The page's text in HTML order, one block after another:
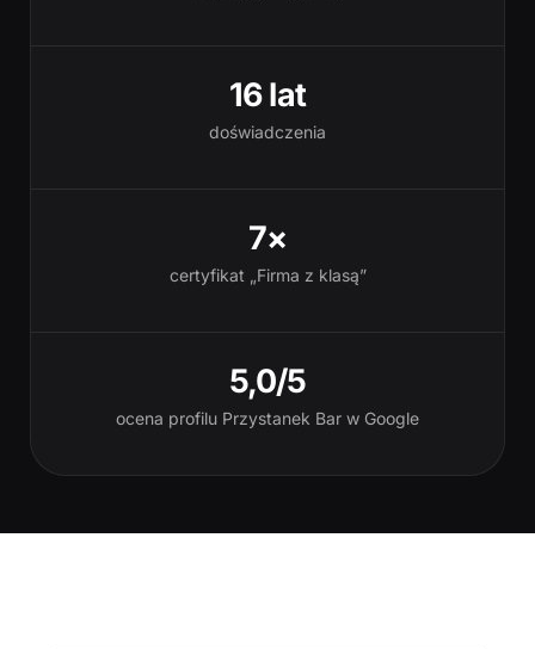
16 lat
doświadczenia
7×
certyfikat „Firma z klasą”
5,0/5
ocena profilu Przystanek Bar w Google